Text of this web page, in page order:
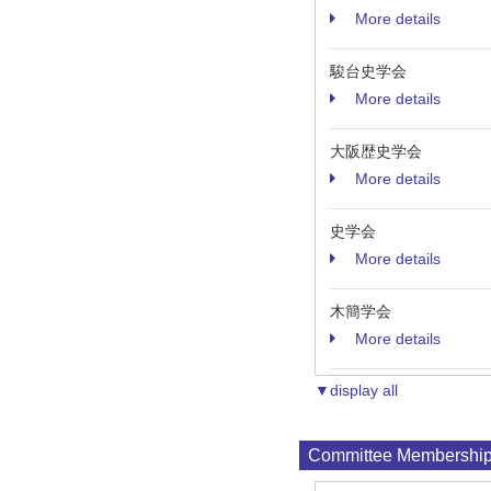
More details
駿台史学会
More details
大阪歴史学会
More details
史学会
More details
木簡学会
More details
▼display all
Committee